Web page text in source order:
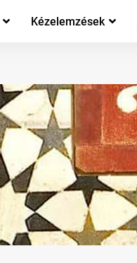
Kézelemzések